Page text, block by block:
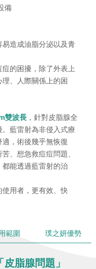
備
造成油脂分泌以及青
的困擾，除了外表上
、人際關係上的困
雙波長 ，針對皮脂腺全
。藍雷射為非侵入式療
，術後幾乎無恢復
、想急救痘痘問題、
能透過藍雷射的治
用者，更有效、快
範圍 璞之妍優勢
脂腺問題」